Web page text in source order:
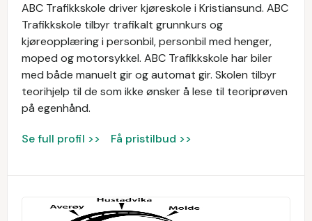
ABC Trafikkskole driver kjøreskole i Kristiansund. ABC
Trafikkskole tilbyr trafikalt grunnkurs og
kjøreopplæring i personbil, personbil med henger,
moped og motorsykkel. ABC Trafikkskole har biler
med både manuelt gir og automat gir. Skolen tilbyr
teorihjelp til de som ikke ønsker å lese til teoriprøven
på egenhånd.
Se full profil >> Få pristilbud >>